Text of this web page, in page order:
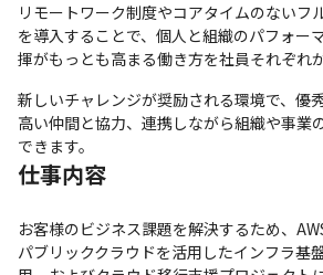
リモートワーク制度やコアタイムのないフ
を導入することで、個人と組織のパフォー
揮がもっとも高まる働き方を社員それぞれ
新しいチャレンジが奨励される環境で、優
高い仲間と協力、連携しながら組織や事業
できます。
仕事内容
お客様のビジネス課題を解決するため、
パブリッククラウドを活用したインフラ基